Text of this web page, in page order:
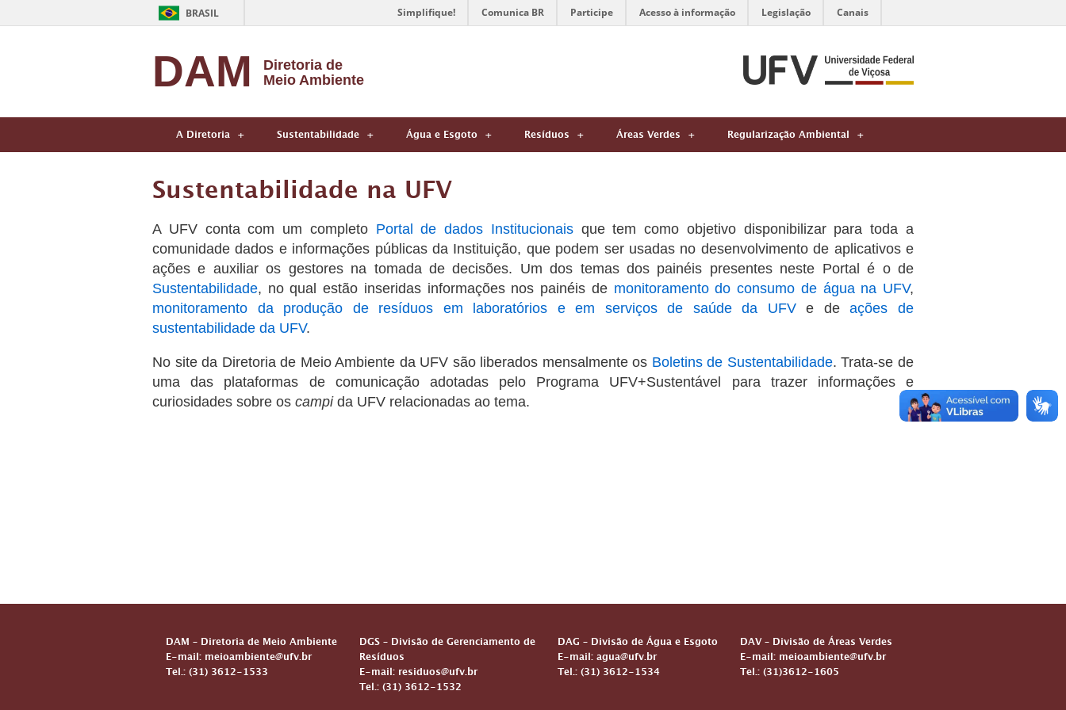
BRASIL Simplifique! Comunica BR Participe Acesso à informação Legislação Canais
DAM
Diretoria de
Meio Ambiente
A Diretoria Sustentabilidade Água e Esgoto Resíduos Áreas Verdes Regularização Ambiental
Sustentabilidade na UFV
A UFV conta com um completo Portal de dados Institucionaisque tem como objetivo disponibilizar para toda a
comunidade dados e informações públicas da Instituição, que podem ser usadas no desenvolvimento de aplicativos e
ações e auxiliar os gestores na tomada de decisões. Um dos temas dos painéis presentes neste Portal é o de
Sustentabilidade, no qual estão inseridas informações nos painéis de monitoramento do consumo de água na UFV,
monitoramento da produção de resíduos em laboratórios e em serviços de saúde da UFVe deações de
sustentabilidade da UFV.
No site da Diretoria de Meio Ambiente da UFV são liberados mensalmente os Boletins de Sustentabilidade. Trata-se de
uma das plataformas de comunicação adotadas pelo Programa UFV+Sustentável para trazer informações e
curiosidades sobre os campida UFV relacionadas ao tema.
DAM – Diretoria de Meio Ambiente
E-mail: meioambiente@ufv.br
Tel.: (31) 3612-1533
DGS – Divisão de Gerenciamento de
Resíduos
E-mail: residuos@ufv.br
Tel.: (31) 3612-1532
DAG – Divisão de Água e Esgoto
E-mail: agua@ufv.br
Tel.: (31) 3612-1534
DAV – Divisão de Áreas Verdes
E-mail: meioambiente@ufv.br
Tel.: (31)3612-1605